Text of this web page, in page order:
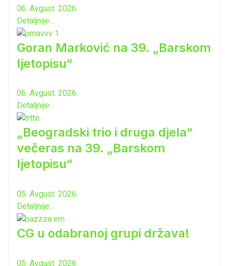
06. Avgust. 2026.
Detaljnije...
Goran Marković na 39. „Barskom
ljetopisu“
06. Avgust. 2026.
Detaljnije...
„Beogradski trio i druga djela“
večeras na 39. „Barskom
ljetopisu“
05. Avgust. 2026.
Detaljnije...
CG u odabranoj grupi država!
05. Avgust. 2026.